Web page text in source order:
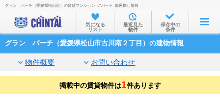
お部屋を探す
沿線・駅から
家賃相場から
通勤通学時間から
グラン パーチ（愛媛県松山市）の賃貸マンション･アパート･部屋探し情報
気になる
リスト
最近見た
物件
保存中の
条件
グラン パーチ（愛媛県松山市古川南２丁目）の建物情報
物件概要 お問い合わせ
掲載中の賃貸物件は1件あります